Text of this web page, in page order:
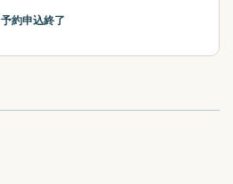
予約申込終了